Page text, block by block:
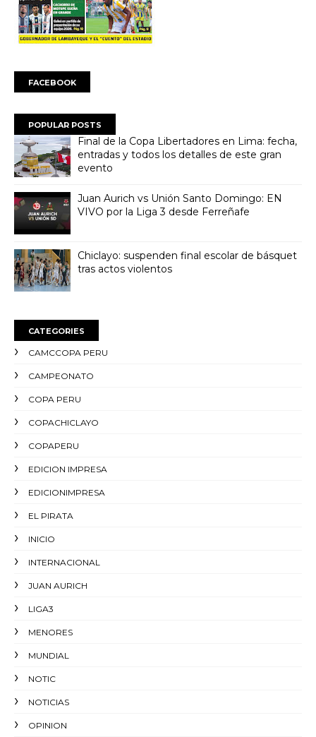
FACEBOOK
POPULAR POSTS
Final de la Copa Libertadores en Lima: fecha,
entradas y todos los detalles de este gran
evento
Juan Aurich vs Unión Santo Domingo: EN
VIVO por la Liga 3 desde Ferreñafe
Chiclayo: suspenden final escolar de básquet
tras actos violentos
CATEGORIES
CAMCCOPA PERU
CAMPEONATO
COPA PERU
COPACHICLAYO
COPAPERU
EDICION IMPRESA
EDICIONIMPRESA
EL PIRATA
INICIO
INTERNACIONAL
JUAN AURICH
LIGA3
MENORES
MUNDIAL
NOTIC
NOTICIAS
OPINION